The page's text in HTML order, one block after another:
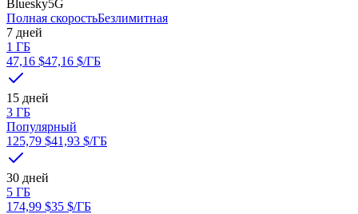
Bluesky5G
Полная скоростьБезлимитная
7 дней
1 ГБ
47,16 $47,16 $/ГБ
15 дней
3 ГБ
Популярный
125,79 $41,93 $/ГБ
30 дней
5 ГБ
174,99 $35 $/ГБ